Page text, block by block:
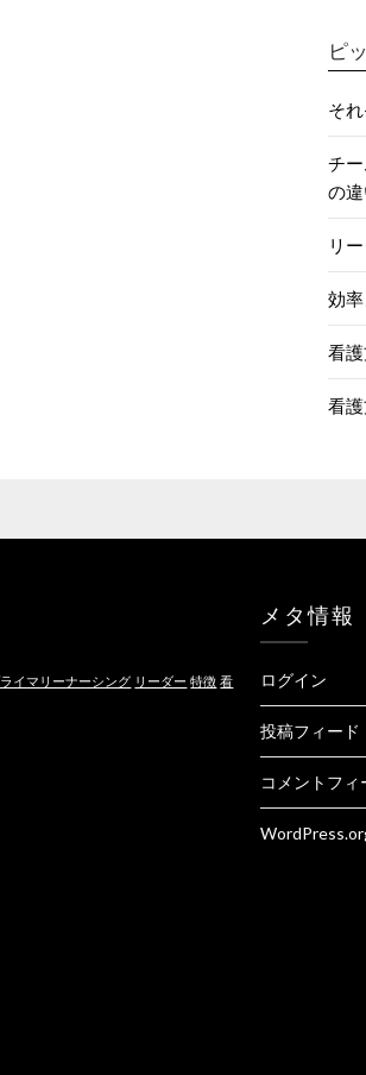
ピ
そ
チ
の
リ
効
看
看
イマリーナーシング リーダー 特徴 看
メタ情報
ログイン
投稿フィード
コメントフィ